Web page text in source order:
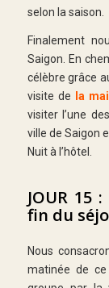
selon la saison.
Finalement
Saigon. En
célèbre grâce
visite de
la
visiter l’une
ville de Saigon
Nuit à l’hôtel.
JOUR 15
fin du
Nous
matinée de